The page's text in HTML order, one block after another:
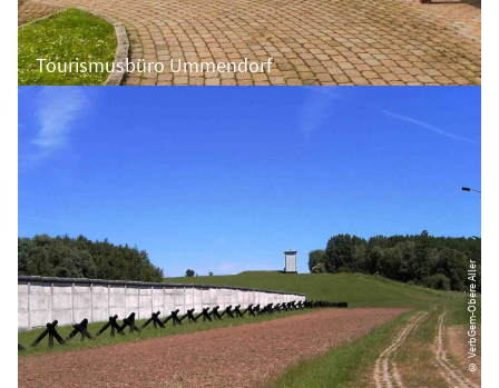
Tourismusbüro Ummendorf
© VerbGem-Obere Aller